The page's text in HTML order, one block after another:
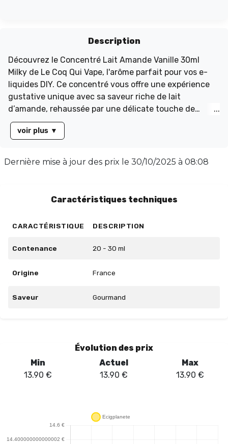
Description
Découvrez le Concentré Lait Amande Vanille 30ml
Milky de Le Coq Qui Vape, l'arôme parfait pour vos e-
liquides DIY. Ce concentré vous offre une expérience
gustative unique avec sa saveur riche de lait
d’amande, rehaussée par une délicate touche de
vanille. Les notes douces et légèrement sucrées de cet
arôme créent un nuage de vapeur irrésistible et
dosage de 15%, 22,5% pour une base de 30/70, et 30%
30ml, ce concentré est une invitation à la
voir plus ▼
Dernière mise à jour des prix le 30/10/2025 à 08:08
Caractéristiques techniques
CARACTÉRISTIQUE DESCRIPTION
Contenance 20 - 30 ml
Origine France
Saveur Gourmand
Évolution des prix
Min
13.90 €
Actuel
13.90 €
Max
13.90 €